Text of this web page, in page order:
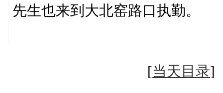
先生也来到大北窑路口
[当天目录